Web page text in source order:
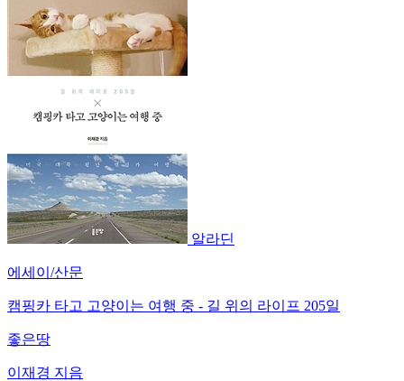
알라딘
에세이/산문
캠핑카 타고 고양이는 여행 중 - 길 위의 라이프 205일
좋은땅
이재경 지음